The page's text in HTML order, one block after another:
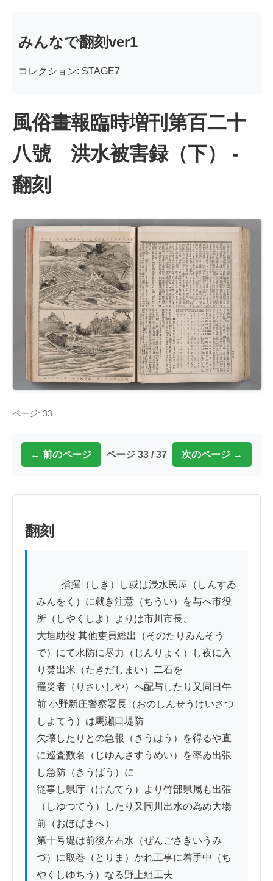
みんなで翻刻ver1
コレクション: STAGE7
風俗畫報臨時増刊第百二十
八號 洪水被害録（下） -
翻刻
ページ: 33
← 前のページ ページ 33 / 37 次のページ →
翻刻
みんをく）に就き注意（ちうい）を与へ市役
所（しやくしよ）よりは市川市長、
大垣助役 其他吏員総出（そのたりゐんそう
で）にて水防に尽力（じんりよく）し夜に入
り焚出米（たきだしまい）二石を
罹災者（りさいしや）へ配与したり又同日午
前 小野新庄警察署長（おのしんせうけいさつ
しよてう）は馬瀬口堤防
欠壊したりとの急報（きうはう）を得るや直
に巡査数名（じゆんさすうめい）を率ゐ出張
し急防（きうばう）に
従事し県庁（けんてう）より竹部県属も出張
（しゆつてう）したり又同川出水の為め大場
前（おほばまへ）
第十号堤は前後左右水（ぜんごさきいうみ
づ）に取巻（とりま）かれ工事に着手中（ち
やくしゆちう）なる野上組工夫